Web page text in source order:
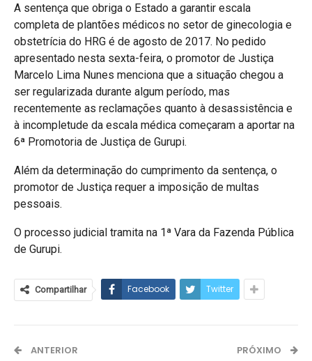
A sentença que obriga o Estado a garantir escala
completa de plantões médicos no setor de ginecologia e
obstetrícia do HRG é de agosto de 2017. No pedido
apresentado nesta sexta-feira, o promotor de Justiça
Marcelo Lima Nunes menciona que a situação chegou a
ser regularizada durante algum período, mas
recentemente as reclamações quanto à desassistência e
à incompletude da escala médica começaram a aportar na
6ª Promotoria de Justiça de Gurupi.
Além da determinação do cumprimento da sentença, o
promotor de Justiça requer a imposição de multas
pessoais.
O processo judicial tramita na 1ª Vara da Fazenda Pública
de Gurupi.
Compartilhar Facebook Twitter
ANTERIOR PRÓXIMO